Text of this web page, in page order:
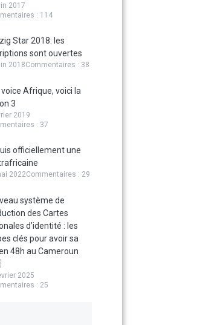
2017
: 114
Star 2018: les
sont ouvertes
2018Commentaires : 38
Afrique, voici la
3
2019
: 37
officiellement une
2022Commentaires : 29
système de
des Cartes
d’identité : les
clés pour avoir sa
48h au Cameroun
2025
: 25